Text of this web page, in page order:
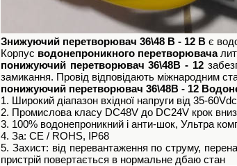
Знижуючий перетворювач 36\48 В - 12 В є
Корпус водонепроникного перетворювача
понижуючий перетворювач 36\48В - 12
замикання. Провід відповідають міжнародним
понижуючий перетворювач 36\48В - 12
1. Широкий діапазон вхідної напруги від 35-60Vdc
2. Промислова класу DC48V до DC24V крок
3. 100% водонепроникний і анти-шок, Ультра
4. За: CE / ROHS, IP68
5. Захист: від перевантаження по струму,
пристрій повертається в нормальне дбаю стан